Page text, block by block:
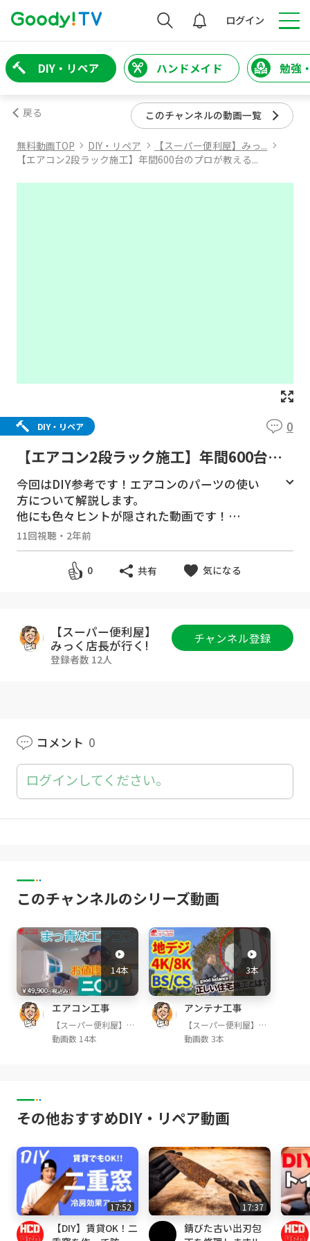
検索 ログイン
DIY・リペア ハンドメイド 勉強
戻る このチャンネルの動画一覧
無料動画TOP DIY・リペア
【スーパー便利屋】みっ...
【エアコン2段ラック施工】年間600台のプロが教える...
DIY・リペア 0
【エアコン2段ラック施工】年間600台の
プロが教えるパーツの使い方。
今回はDIY参考です！エアコンのパーツの使い
方について解説します。
他にも色々ヒントが隠された動画です！
【今回のおすすめ】
*エアコン二段ラック ⇒
https://amzn.to/4
*錆びないアルミエアコン二段ラック ⇒htt
ps://amzn.to/3KaulrF
年間600件のエアコン設置をこなすエアコン取
付けのプロが現場の経験でアドバイス。
【今回の参考ビデオ】
ガス漏れ詐欺
https://youtu.be/1jP5FD9j77Y
https://youtu.be/AgEFtbd0Mgw
https://youtu.be/Pg8wbmZGDvI
少しでも必要な方へ情報が伝わりますように、
Goodボタンと
チャンネル登録もよろしくお願いします。^o^/
【当社動画サービス】YouTube
m/y4m7at6m
◆セキュリティーサービス再生リストhttps://
tinyurl.com/y5aoltml
◆アンテナ工事再生リストhttps://tinyurl.co
m/y4jgw25m
◆リフォーム再生リスト
https://tinyurl.co
11回視聴 ・ 2年前
0 共有 気になる
【スーパー便利屋】
みっく店長が行く!
登録者数 12人
チャンネル登録
コメント 0
ログインしてください。
このチャンネルのシリーズ動画
14本
エアコン工事
【スーパー便利屋】み
っく店長が行く!
動画数 14本
3本
アンテナ工事
【スーパー便利屋】み
っく店長が行く!
動画数 3本
その他おすすめDIY・リペア動画
17:52
【DIY】賃貸OK！二
17:37
錆びた古い出刃包